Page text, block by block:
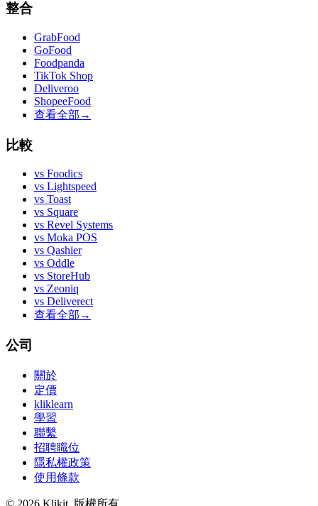
整合
GrabFood
GoFood
Foodpanda
TikTok Shop
Deliveroo
ShopeeFood
查看全部 →
比較
vs Foodics
vs Lightspeed
vs Toast
vs Square
vs Revel Systems
vs Moka POS
vs Qashier
vs Oddle
vs StoreHub
vs Zeoniq
vs Deliverect
查看全部 →
公司
關於
定價
kliklearn
學習
聯繫
招聘職位
隱私權政策
使用條款
© 2026 Klikit. 版權所有。